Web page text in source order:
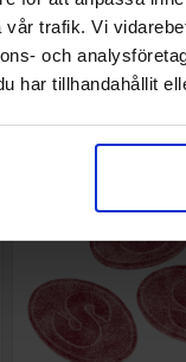
trafik. Vi
och
har tillhandahållit
89.90 kr/
Kjøp